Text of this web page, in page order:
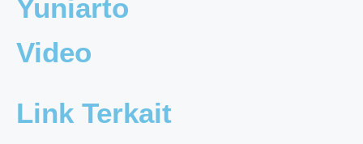
Yuniarto
Video
Link Terkait